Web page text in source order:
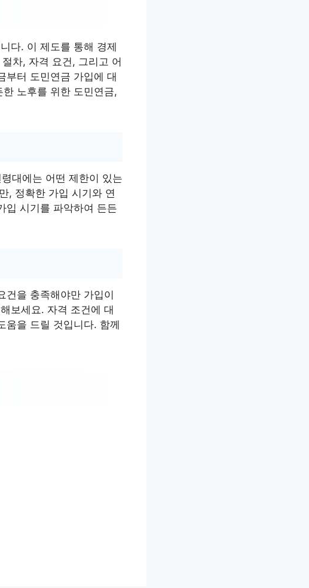
다. 이 제도를 통해 경제
차, 자격 요건, 그리고 어
부터 도민연금 가입에 대
노후를 위한 도민연금,
대에는 어떤 제한이 있는
, 정확한 가입 시기와 연
입 시기를 파악하여 든든
건을 충족해야만 가입이
보세요. 자격 조건에 대
움을 드릴 것입니다. 함께